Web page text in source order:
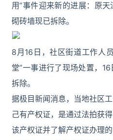
用”事件迎来新的进展：原
砌砖墙现已拆除。
8月16日，社区街道工作人
堂”一事进行了现场处置，
拆除。
据极目新闻消息，当地社区
己有产权证，是通过法拍获
该产权证并了解产权证办理